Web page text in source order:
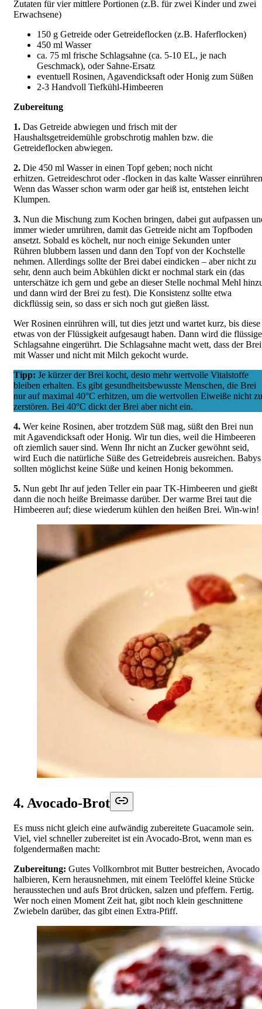
Zutaten für vier mittlere Portionen (z.B. für zwei Kinder und zwei
Erwachsene)
150 g Getreide oder Getreideflocken (z.B. Haferflocken)
450 ml Wasser
ca. 75 ml frische Schlagsahne (ca. 5-10 EL, je nach
Geschmack), oder Sahne-Ersatz
eventuell Rosinen, Agavendicksaft oder Honig zum Süßen
2-3 Handvoll Tiefkühl-Himbeeren
Zubereitung
1. Das Getreide abwiegen und frisch mit der
Haushaltsgetreidemühle grobschrotig mahlen bzw. die
Getreideflocken abwiegen.
2. Die 450 ml Wasser in einen Topf geben; noch nicht
erhitzen. Getreideschrot oder -flocken in das kalte Wasser
Wenn das Wasser schon warm oder gar heiß ist, entstehen leicht
Klumpen.
3. Nun die Mischung zum Kochen bringen, dabei gut aufpassen
immer wieder umrühren, damit das Getreide nicht am Topfboden
ansetzt. Sobald es köchelt, nur noch einige Sekunden unter
Rühren blubbern lassen und dann den Topf von der Kochstelle
nehmen. Allerdings sollte der Brei dabei eindicken – aber nicht zu
sehr, denn auch beim Abkühlen dickt er nochmal stark ein (das
unterschätze ich gern und gebe an dieser Stelle nochmal Mehl
und dann wird der Brei zu fest). Die Konsistenz sollte etwa
dickflüssig sein, so dass er sich noch gut gießen lässt.
Wer Rosinen einrühren will, tut dies jetzt und wartet kurz, bis diese
etwas von der Flüssigkeit aufgesaugt haben. Dann wird die flüssige
Schlagsahne eingerührt. Die Schlagsahne macht wett, dass der Brei
mit Wasser und nicht mit Milch gekocht wurde.
Tipp: Je kürzer der Brei kocht, desto mehr wertvolle Vitalstoffe
bleiben erhalten. Es gibt gesundheitsbewusste Menschen, die Brei
nur auf maximal 40°C erhitzen, um die wertvollen Eiweiße nicht zu
zerstören. Bei 40°C dickt der Brei aber nicht ein.
4. Wer keine Rosinen, aber trotzdem Süß mag, süßt den Brei nun
mit Agavendicksaft oder Honig. Wir tun dies, weil die Himbeeren
oft ziemlich sauer sind. Wenn Ihr nicht an Zucker gewöhnt seid,
wird Euch die natürliche Süße des Getreidebreis ausreichen. Babys
sollten möglichst keine Süße und keinen Honig bekommen.
5. Nun gebt Ihr auf jeden Teller ein paar TK-Himbeeren und gießt
dann die noch heiße Breimasse darüber. Der warme Brei taut die
Himbeeren auf; diese wiederum kühlen den heißen Brei. Win-win!
4. Avocado-Brot
Es muss nicht gleich eine aufwändig zubereitete Guacamole sein.
Viel, viel schneller zubereitet ist ein Avocado-Brot, wenn man es
folgendermaßen macht:
Zubereitung: Gutes Vollkornbrot mit Butter bestreichen, Avocado
halbieren, Kern herausnehmen, mit einem Teelöffel kleine Stücke
herausstechen und aufs Brot drücken, salzen und pfeffern. Fertig.
Wer noch einen Moment Zeit hat, gibt noch klein geschnittene
Zwiebeln darüber, das gibt einen Extra-Pfiff.